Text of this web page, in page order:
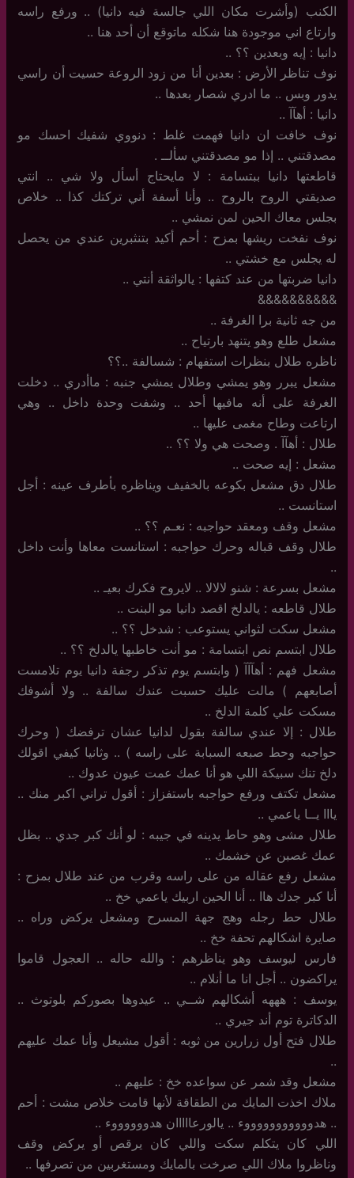
الكنب (وأشرت مكان اللي جالسة فيه دانيا) .. ورفع راسه
وارتاع اني موجودة هنا شكله ماتوقع أن أحد هنا ..
دانيا : إيه وبعدين ؟؟ ..
نوف تناظر الأرض : بعدين أنا من زود الروعة حسيت أن راسي
يدور وبس .. ما ادري شصار بعدها ..
دانيا : أهآآ ..
نوف خافت ان دانيا فهمت غلط : دنووي شفيك احسك مو
مصدقتني .. إذا مو مصدقتني سألــ .
قاطعتها دانيا ببتسامة : لا مايحتاج أسأل ولا شي .. انتي
صديقتي الروح بالروح .. وأنا أسفة أني تركتك كذا .. خلاص
بجلس معاك الحين لمن نمشي ..
نوف نفخت ريشها بمزح : أحم أكيد بتنثبرين عندي من يحصل
له يجلس مع خشتي ..
دانيا ضربتها من عند كتفها : يالواثقة أنتي ..
&&&&&&&&&&
من جه ثانية برا الغرفة ..
مشعل طلع وهو يتنهد بارتياح ..
ناظره طلال بنظرات استفهام : شسالفة ..؟؟
مشعل يبرر وهو يمشي وطلال يمشي جنبه : ماأدري .. دخلت
الغرفة على أنه مافيها أحد .. وشفت وحدة داخل .. وهي
ارتاعت وطاح مغمى عليها ..
طلال : أهآآ . وصحت هي ولا ؟؟ ..
مشعل : إيه صحت ..
طلال دق مشعل بكوعه بالخفيف ويناظره بأطرف عينه : أجل
استانست ..
مشعل وقف ومعقد حواجبه : نعـم ؟؟ ..
طلال وقف قباله وحرك حواجبه : استانست معاها وأنت داخل
..
مشعل بسرعة : شنو لالالا .. لايروح فكرك بعيـ ..
طلال قاطعه : يالدلخ اقصد دانيا مو البنت ..
مشعل سكت لثواني يستوعب : شدخل ؟؟ ..
طلال ابتسم نص ابتسامة : مو أنت خاطبها يالدلخ ؟؟ ..
مشعل فهم : أهآآآ ( وابتسم يوم تذكر رجفة دانيا يوم تلامست
أصابعهم ) مالت عليك حسبت عندك سالفة .. ولا أشوفك
مسكت علي كلمة الدلخ ..
طلال : إلا عندي سالفة بقول لدانيا عشان ترفضك ( وحرك
حواجبه وحط صبعه السبابة على راسه ) .. وثانيا كيفي اقولك
دلخ تنك سبيكة اللي هو أنا عمك عمت عيون عدوك ..
مشعل تكتف ورفع حواجبه باستفزاز : أقول تراني اكبر منك ..
يااا يــا ياعمي ..
طلال مشى وهو حاط يدينه في جيبه : لو أنك كبر جدي .. بظل
عمك غصبن عن خشمك ..
مشعل رفع عقاله من على راسه وقرب من عند طلال بمزح :
أنا كبر جدك هاا .. أنا الحين اربيك ياعمي خخ ..
طلال حط رجله وهج جهة المسرح ومشعل يركض وراه ..
صايرة اشكالهم تحفة خخ ..
فارس ليوسف وهو يناظرهم : والله حاله .. العجول قاموا
يراكضون .. أجل انا ما أنلام ..
يوسف : هههه أشكالهم شــي .. عيدوها بصوركم بلوتوث ..
الدكاترة توم أند جيري ..
طلال فتح أول زرارين من ثوبه : أقول مشيعل وأنا عمك عليهم
..
مشعل وقد شمر عن سواعده خخ : عليهم ..
ملاك اخذت المايك من الطقاقة لأنها قامت خلاص مشت : أحم
.. هدوووووووووووء .. يالورعااااان هدووووووء ..
اللي كان يتكلم سكت واللي كان يرقص أو يركض وقف
وناظروا ملاك اللي صرخت بالمايك ومستغربين من تصرفها ..